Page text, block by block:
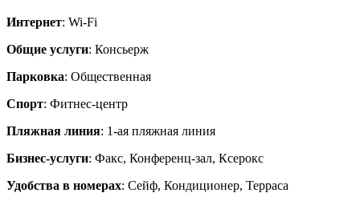
Интернет: Wi-Fi
Общие услуги: Консьерж
Парковка: Общественная
Спорт: Фитнес-центр
Пляжная линия: 1-ая пляжная линия
Бизнес-услуги: Факс, Конференц-зал, Ксерокс
Удобства в номерах: Сейф, Кондиционер, Терраса